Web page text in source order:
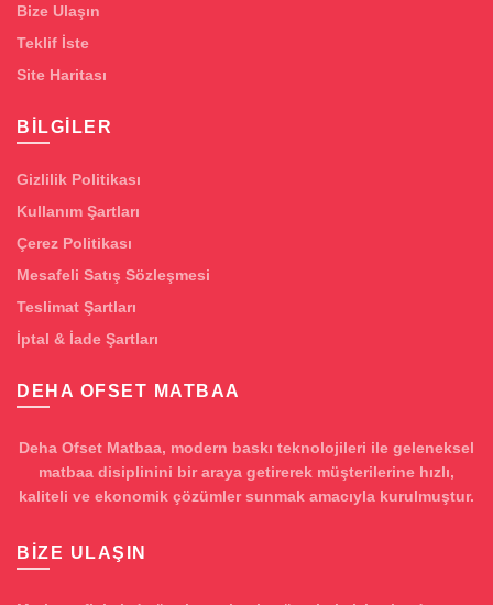
Bize Ulaşın
Teklif İste
Site Haritası
BILGILER
Gizlilik Politikası
Kullanım Şartları
Çerez Politikası
Mesafeli Satış Sözleşmesi
Teslimat Şartları
İptal & İade Şartları
DEHA OFSET MATBAA
Deha Ofset Matbaa, modern baskı teknolojileri ile geleneksel
matbaa disiplinini bir araya getirerek müşterilerine hızlı,
kaliteli ve ekonomik çözümler sunmak amacıyla kurulmuştur.
BIZE ULAŞIN